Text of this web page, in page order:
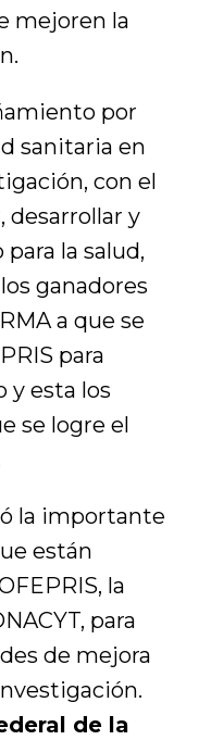
mejoren la
por
sanitaria en
con el
y
la salud,
ganadores
a que se
para
y esta los
se logre el
la importante
están
la
para
de mejora
de la